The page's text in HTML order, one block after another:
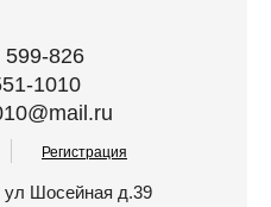
599-826
1010
Регистрация
ул Шосейная д.39